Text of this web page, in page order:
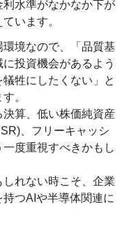
水準がなかなか下が
います。
境なので、「品質基
投資機会があるよう
牲にしたくない」と
。
算、低い株価純資産
、フリーキャッシ
度重視すべきかもし
れない時こそ、企業
つAIや半導体関連に